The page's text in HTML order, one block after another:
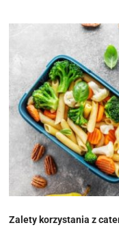
Zalety korzystania z